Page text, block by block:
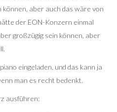
können, aber auch das wäre von
der EON-Konzern einmal
großzügig sein können, aber
eingeladen, und das kann ja
man es recht bedenkt.
ausführen: